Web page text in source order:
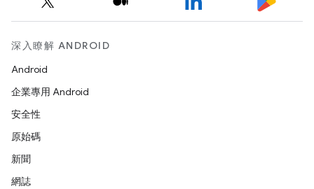
深入瞭解 ANDROID
Android
企業專用 Android
安全性
原始碼
新聞
網誌